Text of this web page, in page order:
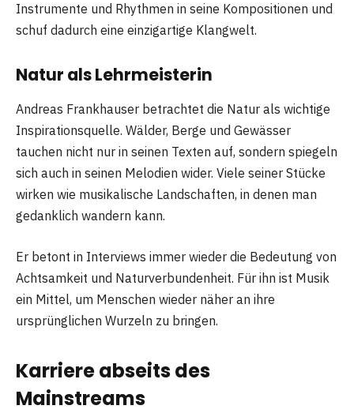
Instrumente und Rhythmen in seine Kompositionen und
schuf dadurch eine einzigartige Klangwelt.
Natur als Lehrmeisterin
Andreas Frankhauser betrachtet die Natur als wichtige
Inspirationsquelle. Wälder, Berge und Gewässer
tauchen nicht nur in seinen Texten auf, sondern spiegeln
sich auch in seinen Melodien wider. Viele seiner Stücke
wirken wie musikalische Landschaften, in denen man
gedanklich wandern kann.
Er betont in Interviews immer wieder die Bedeutung von
Achtsamkeit und Naturverbundenheit. Für ihn ist Musik
ein Mittel, um Menschen wieder näher an ihre
ursprünglichen Wurzeln zu bringen.
Karriere abseits des
Mainstreams